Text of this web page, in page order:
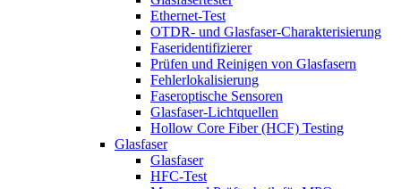
Ethernet-Test
OTDR- und Glasfaser-Charakterisierung
Faseridentifizierer
Prüfen und Reinigen von Glasfasern
Fehlerlokalisierung
Faseroptische Sensoren
Glasfaser-Lichtquellen
Hollow Core Fiber (HCF) Testing
Glasfaser
Glasfaser
HFC-Test